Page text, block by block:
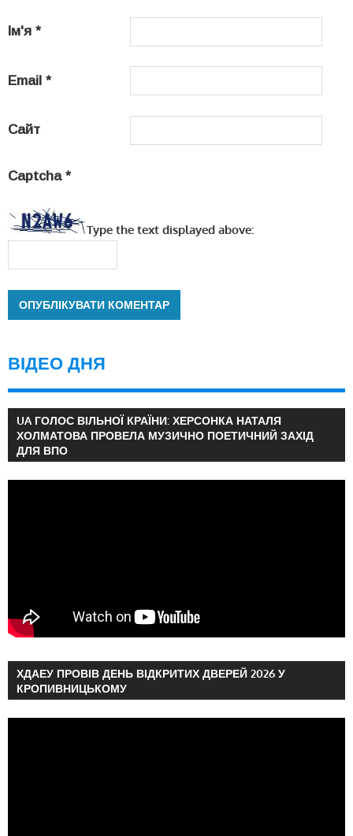
Ім'я *
Email *
Сайт
Captcha *
Type the text displayed above:
ВІДЕО ДНЯ
UA ГОЛОС ВІЛЬНОЇ КРАЇНИ: ХЕРСОНКА НАТАЛЯ
ХОЛМАТОВА ПРОВЕЛА МУЗИЧНО ПОЕТИЧНИЙ ЗАХІД
ДЛЯ ВПО
ХДАЕУ ПРОВІВ ДЕНЬ ВІДКРИТИХ ДВЕРЕЙ 2026 У
КРОПИВНИЦЬКОМУ